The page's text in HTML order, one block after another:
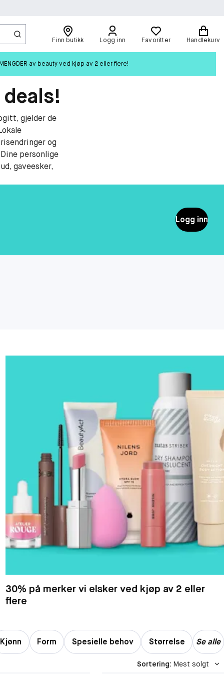
Finn butikk Logg inn Favoritter Handlekurv
av beauty ved kjøp av 2 eller flere!
gjelder de
og
personlige
gaveesker,
Logg inn
30% på merker vi elsker ved kjøp av 2 eller
flere
Kjønn Form Spesielle behov Størrelse Se alle
Sortering: Mest solgt